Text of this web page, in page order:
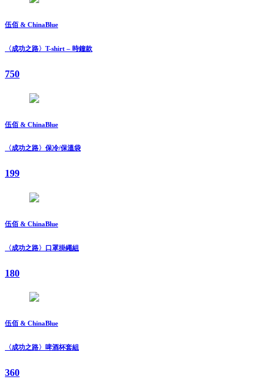
伍佰 & ChinaBlue
〈成功之路〉T-shirt – 時鐘款
750
伍佰 & ChinaBlue
〈成功之路〉保冷/保溫袋
199
伍佰 & ChinaBlue
〈成功之路〉口罩掛繩組
180
伍佰 & ChinaBlue
〈成功之路〉啤酒杯套組
360